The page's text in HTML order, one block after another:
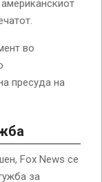
во
пресуда на
Fox News се
за